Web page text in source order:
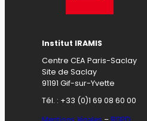
Institut IRAMIS
Centre CEA Paris-Saclay
Site de Saclay
91191 Gif-sur-Yvette
Tél. : +33 (0)1 69 08 60 00